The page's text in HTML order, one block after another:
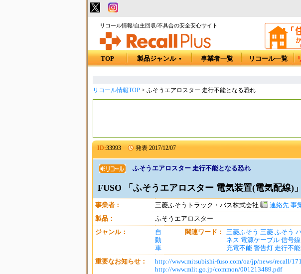
リコール情報/自主回収/不具合の安全安心サイト
TOP 製品ジャンル ▼ 事業者一覧 リコール一覧
リコール情報TOP> ふそうエアロスター 走行不能となる恐れ
ID:33993 発表 2017/12/07
ふそうエアロスター 走行不能となる恐れ
FUSO 「ふそうエアロスター 電気装置(電気配線)」
事業者： 三菱ふそうトラック・バス株式会社 連絡先 事
製品：
ふそうエアロスター
ジャンル：
自
動
車
関連ワード： 三菱ふそう 三菱 ふそう
ネス 電源ケーブル 信号線
充電不能 警告灯 走行不能
重要なお知らせ：
http://www.mitsubishi-fuso.com/oa/jp/news/recall/
http://www.mlit.go.jp/common/001213489.pdf